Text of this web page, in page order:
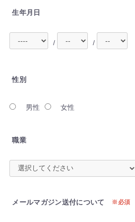
生年月日
/ /
性別
男性 女性
職業
メールマガジン送付について 必須